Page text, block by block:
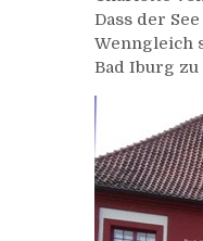
Dass der
Wenngleich
Bad Iburg